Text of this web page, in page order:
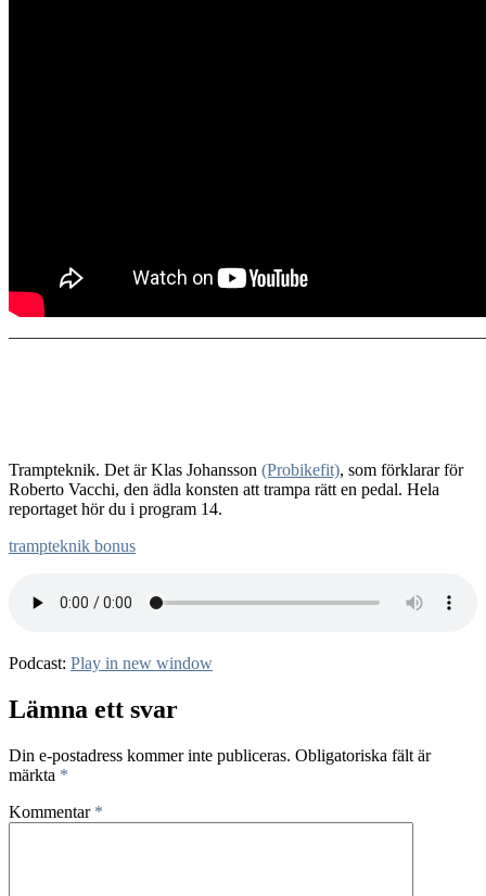
Trampteknik. Det är Klas Johansson (Probikefit), som förklarar för
Roberto Vacchi, den ädla konsten att trampa rätt en pedal. Hela
reportaget hör du i program 14.
trampteknik bonus
Podcast: Play in new window
Lämna ett svar
Din e-postadress kommer inte publiceras. Obligatoriska fält är
märkta *
Kommentar *